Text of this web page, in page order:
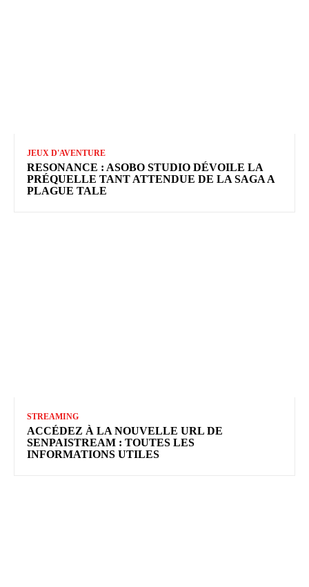
JEUX D'AVENTURE
RESONANCE : ASOBO STUDIO DÉVOILE LA
PRÉQUELLE TANT ATTENDUE DE LA SAGA A
PLAGUE TALE
STREAMING
ACCÉDEZ À LA NOUVELLE URL DE
SENPAISTREAM : TOUTES LES
INFORMATIONS UTILES